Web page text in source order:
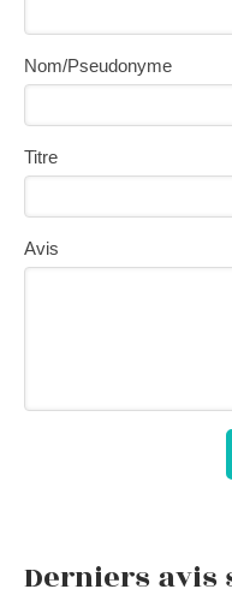
Nom/Pseudonyme
Titre
Avis
Derniers avis